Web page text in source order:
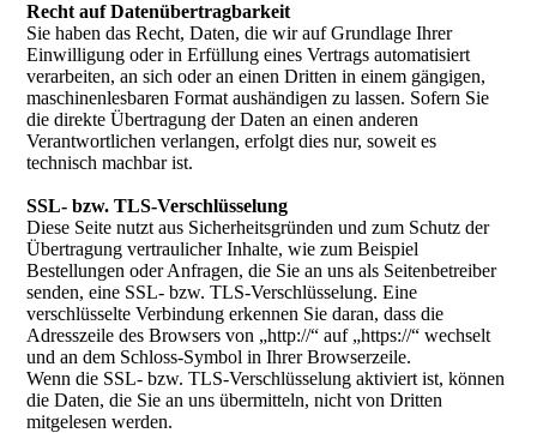
Recht auf Datenübertragbarkeit
Sie haben das Recht, Daten, die wir auf Grundlage Ihrer
Einwilligung oder in Erfüllung eines Vertrags automatisiert
verarbeiten, an sich oder an einen Dritten in einem gängigen,
maschinenlesbaren Format aushändigen zu lassen. Sofern Sie
die direkte Übertragung der Daten an einen anderen
Verantwortlichen verlangen, erfolgt dies nur, soweit es
technisch machbar ist.
SSL- bzw. TLS-Verschlüsselung
Diese Seite nutzt aus Sicherheitsgründen und zum Schutz der
Übertragung vertraulicher Inhalte, wie zum Beispiel
Bestellungen oder Anfragen, die Sie an uns als Seitenbetreiber
senden, eine SSL- bzw. TLS-Verschlüsselung. Eine
verschlüsselte Verbindung erkennen Sie daran, dass die
Adresszeile des Browsers von „http://“ auf „https://“ wechselt
und an dem Schloss-Symbol in Ihrer Browserzeile.
Wenn die SSL- bzw. TLS-Verschlüsselung aktiviert ist, können
die Daten, die Sie an uns übermitteln, nicht von Dritten
mitgelesen werden.